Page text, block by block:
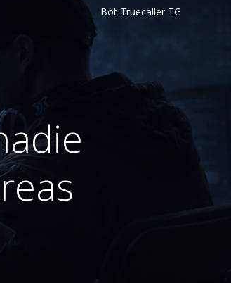
Bot Truecaller TG